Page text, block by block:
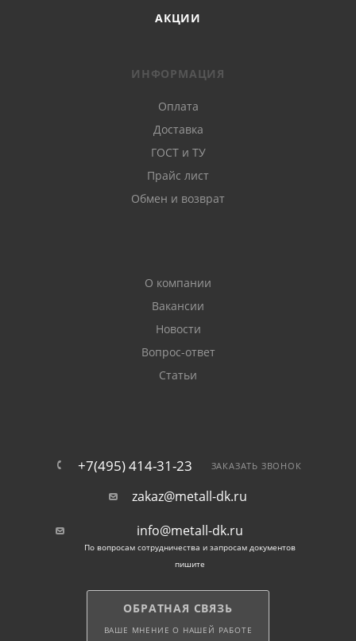
АКЦИИ
ИНФОРМАЦИЯ
Оплата
Доставка
ГОСТ и ТУ
Прайс лист
Обмен и возврат
О компании
Вакансии
Новости
Вопрос-ответ
Статьи
+7(495) 414-31-23 ЗАКАЗАТЬ ЗВОНОК
zakaz@metall-dk.ru
info@metall-dk.ru
По вопросам сотрудничества и запросам документов
пишите
ОБРАТНАЯ СВЯЗЬ
ВАШЕ МНЕНИЕ О НАШЕЙ РАБОТЕ